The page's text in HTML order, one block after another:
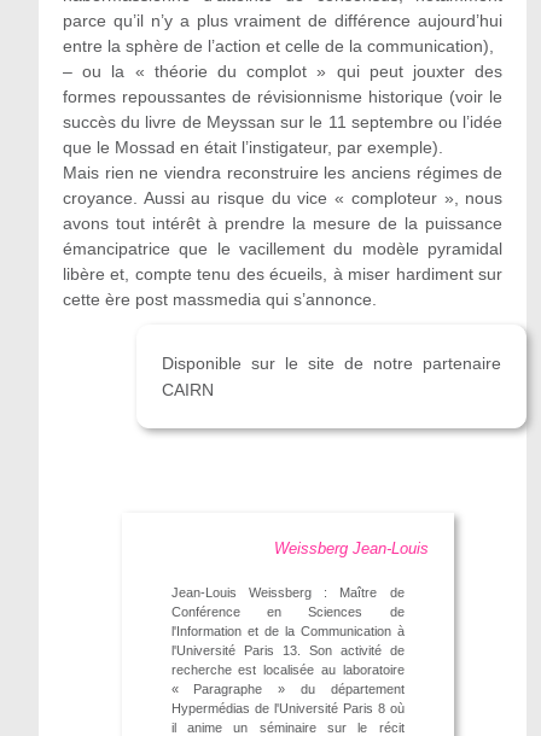
parce qu’il n’y a plus vraiment de différence aujourd’hui
entre la sphère de l’action et celle de la communication),
– ou la « théorie du complot » qui peut jouxter des
formes repoussantes de révisionnisme historique (voir le
succès du livre de Meyssan sur le 11 septembre ou l’idée
que le Mossad en était l’instigateur, par exemple).
Mais rien ne viendra reconstruire les anciens régimes de
croyance. Aussi au risque du vice « comploteur », nous
avons tout intérêt à prendre la mesure de la puissance
émancipatrice que le vacillement du modèle pyramidal
libère et, compte tenu des écueils, à miser hardiment sur
cette ère post massmedia qui s’annonce.
Disponible sur le site de notre partenaire
CAIRN
Weissberg Jean-Louis
Jean-Louis Weissberg : Maître de
Conférence en Sciences de
l'Information et de la Communication à
l'Université Paris 13. Son activité de
recherche est localisée au laboratoire
« Paragraphe » du département
Hypermédias de l'Université Paris 8 où
il anime un séminaire sur le récit